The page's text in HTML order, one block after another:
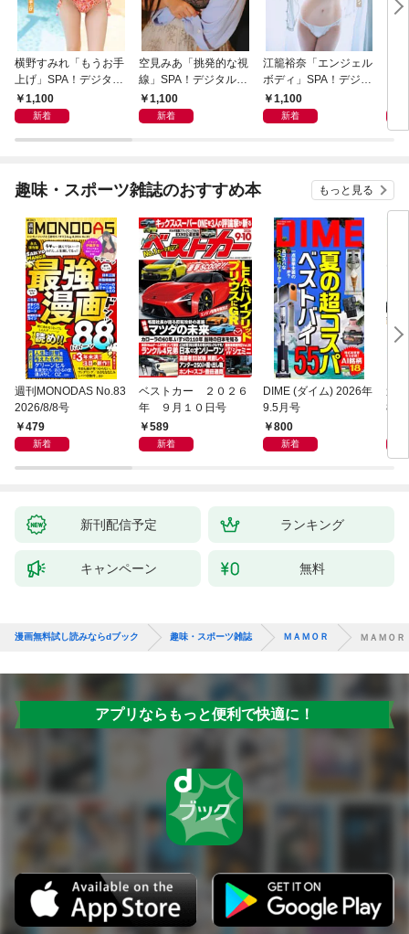
横野すみれ「もうお手
上げ」SPA！デジタル
写真集
1,100
新着
空見みあ「挑発的な視
線」SPA！デジタル写
真集1,100
新着
江籠裕奈「エンジェル
ボディ」SPA！デジタ
ル写真集
1,100
新着
の
趣味・スポーツ雑誌のおすすめ本 もっと見る
週刊MONODAS No.83
2026/8/8号
479
新着
ベストカー ２０２６
年 ９月１０日号
589
新着
DIME (ダイム) 2026年
9.5月号
800
新着
週
8/
新刊配信予定 ランキング
キャンペーン 無料
漫画無料試し読みならdブック 趣味・スポーツ雑誌 ＭＡＭＯＲ ＭＡＭＯ
アプリならもっと便利で快適に！